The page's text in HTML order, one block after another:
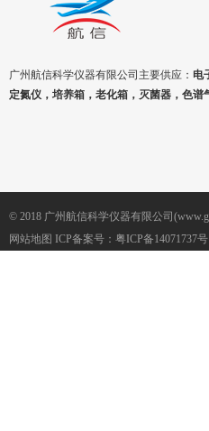
广州航信科学仪器有限公司主要供应： 电
定氮仪，培养箱，老化箱，灭菌器，色
© 2018 广州航信科学仪器有限公司
网站地图 ICP备案号： 粤ICP备14071737号